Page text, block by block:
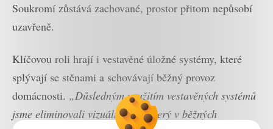
Soukromí zůstává zachované, prostor přitom nepůsobí
uzavřeně.
Klíčovou roli hrají i vestavěné úložné systémy, které
splývají se stěnami a schovávají běžný provoz
domácnosti. „Důsledným využitím vestavěných systémů
jsme eliminovali vizuální šum, který v běžných